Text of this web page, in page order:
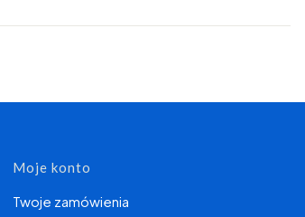
Moje konto
Twoje zamówienia